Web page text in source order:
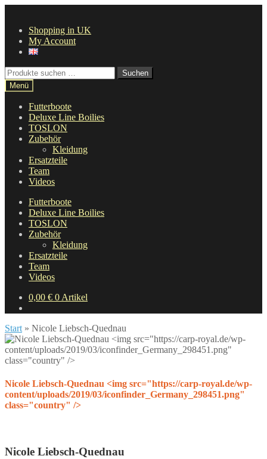
springen
springenShopping in UK
My Account
Suche
nach:
Suchen
Menü
Futterboote
Deluxe Line Boilies
TOSLON
Zubehör
Kleidung
Ersatzteile
Team
Videos
Futterboote
Deluxe Line Boilies
TOSLON
Zubehör
Kleidung
Ersatzteile
Team
Videos
0,00 € 0 Artikel
Start » Nicole Liebsch-Quednau
Nicole Liebsch-Quednau <img src="https://carp-royal.de/wp-
content/uploads/2019/03/iconfinder_Germany_298451.png"
class="country" />
Nicole Liebsch-Quednau